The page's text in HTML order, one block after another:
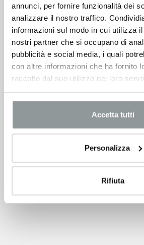
annunci, per fornire funzionalità dei
analizzare il nostro traffico.
informazioni sul modo in cui utilizza
nostri partner che si occupano di
pubblicità e social media, i quali
con altre informazioni che ha fornito
raccolto dal suo utilizzo dei loro
Accetta tutti
Personalizza
Rifiuta